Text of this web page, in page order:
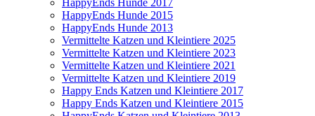
HappyEnds Hunde 2017
HappyEnds Hunde 2015
HappyEnds Hunde 2013
Vermittelte Katzen und Kleintiere 2025
Vermittelte Katzen und Kleintiere 2023
Vermittelte Katzen und Kleintiere 2021
Vermittelte Katzen und Kleintiere 2019
Happy Ends Katzen und Kleintiere 2017
Happy Ends Katzen und Kleintiere 2015